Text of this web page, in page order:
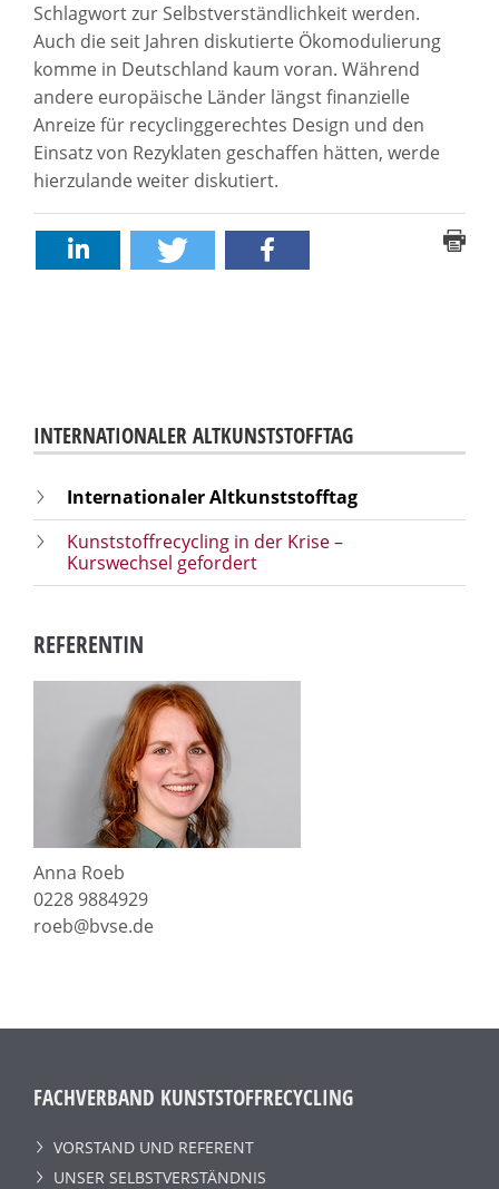
Schlagwort zur Selbstverständlichkeit werden.
Auch die seit Jahren diskutierte Ökomodulierung
komme in Deutschland kaum voran. Während
andere europäische Länder längst finanzielle
Anreize für recyclinggerechtes Design und den
Einsatz von Rezyklaten geschaffen hätten, werde
hierzulande weiter diskutiert.
INTERNATIONALER ALTKUNSTSTOFFTAG
Internationaler Altkunststofftag
Kunststoffrecycling in der Krise –
Kurswechsel gefordert
REFERENTIN
Anna Roeb
0228 9884929
roeb@bvse.de
FACHVERBAND KUNSTSTOFFRECYCLING
VORSTAND UND REFERENT
UNSER SELBSTVERSTÄNDNIS